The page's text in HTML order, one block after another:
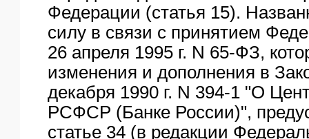
Федерации (статья 15).
силу в связи с принятием
26 апреля 1995 г. N 65-ФЗ,
изменения и дополнения в
декабря 1990 г. N 394-1 "О
РСФСР (Банке России)",
статье 34 (в редакции